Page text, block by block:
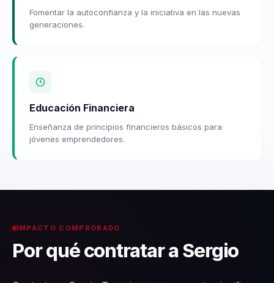
Fomentar la autoconfianza y la iniciativa en las nuevas
generaciones.
Educación Financiera
Enseñanza de principios financieros básicos para
jóvenes emprendedores.
IMPACTO COMPROBADO
Por qué contratar a Sergio